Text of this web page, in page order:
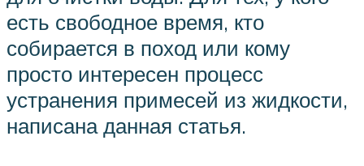
есть свободное время, кто
собирается в поход или кому
просто интересен процесс
устранения примесей из жидкости,
написана данная статья.